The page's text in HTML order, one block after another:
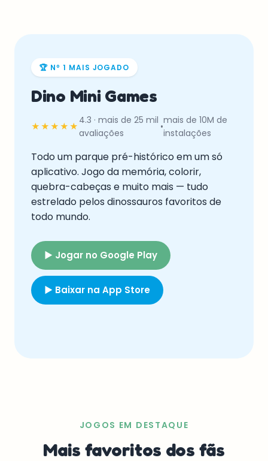
🏆 Nº 1 MAIS JOGADO
Dino Mini Games
★★★★★
4.3 · mais de 25 mil
avaliações
•
mais de 10M de
instalações
Todo um parque pré-histórico em um só
aplicativo. Jogo da memória, colorir,
quebra-cabeças e muito mais — tudo
estrelado pelos dinossauros favoritos de
todo mundo.
▶ Jogar no Google Play
▶ Baixar na App Store
JOGOS EM DESTAQUE
Mais favoritos dos fãs